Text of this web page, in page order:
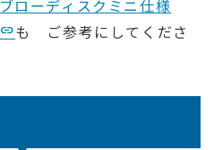
ブローディスクミニ仕様
も ご参考にしてくださ